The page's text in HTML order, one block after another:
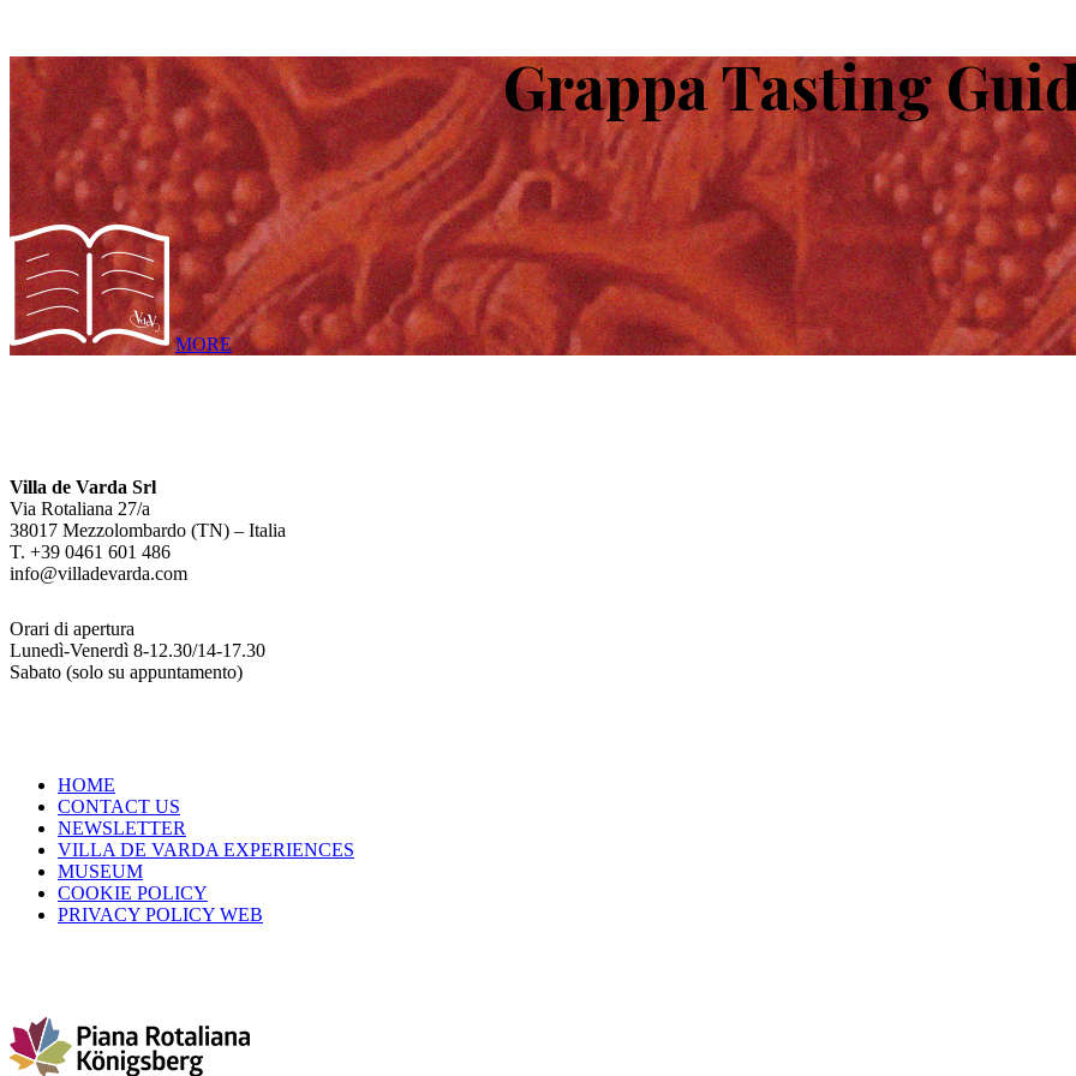
Grappa Tasting
MORE
Villa de Varda Srl
Via Rotaliana 27/a
38017 Mezzolombardo (TN) – Italia
T. +39 0461 601 486
info@villadevarda.com
Orari di apertura
Lunedì-Venerdì 8-12.30/14-17.30
Sabato (solo su appuntamento)
HOME
CONTACT US
NEWSLETTER
VILLA DE VARDA EXPERIENCES
MUSEUM
COOKIE POLICY
PRIVACY POLICY WEB